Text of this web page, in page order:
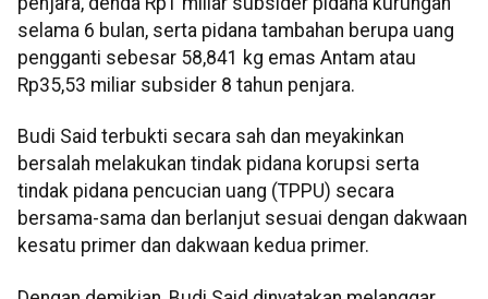
selama 6 bulan, serta pidana tambahan berupa uang
pengganti sebesar 58,841 kg emas Antam atau
Rp35,53 miliar subsider 8 tahun penjara.
Budi Said terbukti secara sah dan meyakinkan
bersalah melakukan tindak pidana korupsi serta
tindak pidana pencucian uang (TPPU) secara
bersama-sama dan berlanjut sesuai dengan dakwaan
kesatu primer dan dakwaan kedua primer.